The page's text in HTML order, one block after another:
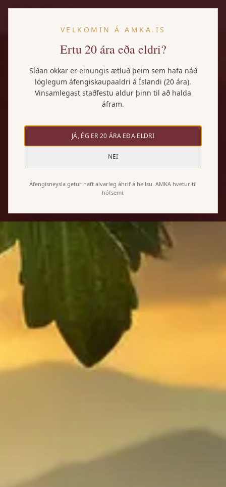
VELKOMIN Á AMKA.IS
Ertu 20 ára eða eldri?
Síðan okkar er einungis ætluð þeim sem hafa náð
löglegum áfengiskaupaaldri á Íslandi (20 ára).
Vinsamlegast staðfestu aldur þinn til að halda
áfram.
JÁ, ÉG ER 20 ÁRA EÐA ELDRI
NEI
Áfengisneysla getur haft alvarleg áhrif á heilsu. AMKA hvetur til
hófsemi.